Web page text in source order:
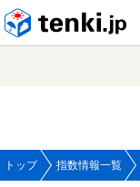
トップ 指数情報一覧